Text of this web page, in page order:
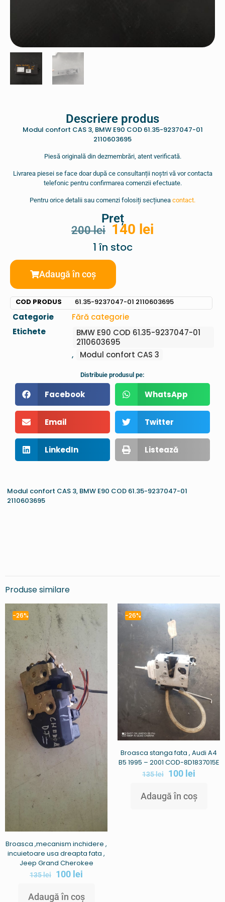
Descriere produs
Modul confort CAS 3, BMW E90 COD 61.35-9237047-01
2110603695
Piesă originală din dezmembrări, atent verificată.
Livrarea piesei se face doar după ce consultanții noștri vă vor contacta
telefonic pentru confirmarea comenzii efectuate.
Pentru orice detalii sau comenzi folosiți secțiunea contact.
Preț
200lei 140 lei
1 în stoc
Adaugă în coș
COD PRODUS 61.35-9237047-01 2110603695
Categorie
Fără categorie
Etichete
BMW E90 COD 61.35-9237047-01
2110603695
,
Modul confort CAS 3
Distribuie produsul pe:
Facebook WhatsApp
Email Twitter
LinkedIn Listează
Modul confort CAS 3, BMW E90 COD 61.35-9237047-01
2110603695
Produse similare
-26%
Broasca ,mecanism inchidere ,
incuietoare usa dreapta fata ,
Jeep Grand Cherokee
135lei 100 lei
Adaugă în coș
-26%
Broasca stanga fata , Audi A4
B5 1995 – 2001 COD-8D1837015E
135lei 100 lei
Adaugă în coș